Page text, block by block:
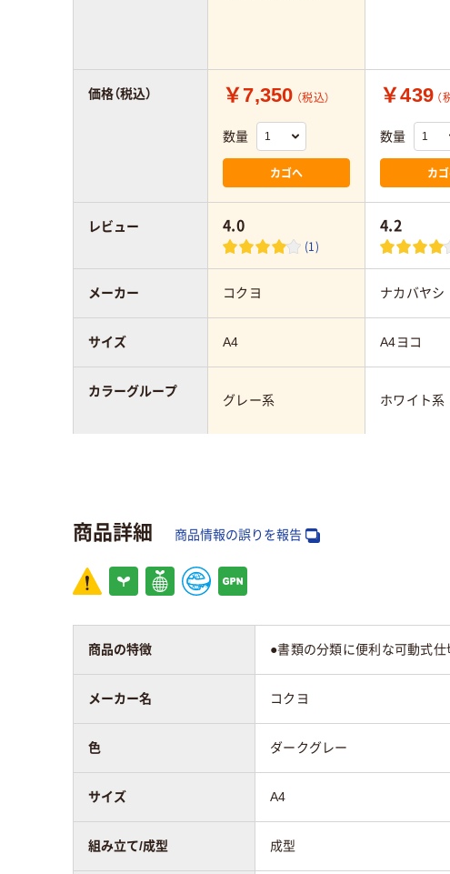
￥7,350 （税込）
数量
カゴへ
￥439 （
数量
カ
4.0
(1)
4.2
コクヨ ナカバヤシ
A4 A4ヨコ
グレー系 ホワイト系
ヨコ
成型
800ｇ
価格（税込）
レビュー
メーカー
サイズ
カラーグループ
の材質
向き
組み立て／成型
質量
商品詳細 商品情報の誤りを報告
商品の特徴 ●書類の分類に便利な可動式
メーカー名 コクヨ
色 ダークグレー
サイズ A4
組み立て/成型 成型